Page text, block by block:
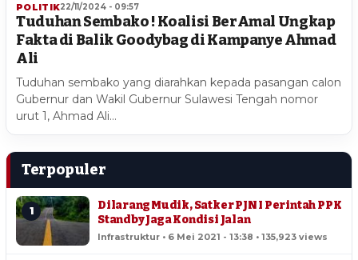
POLITIK22/11/2024 - 09:57
Tuduhan Sembako ! Koalisi BerAmal Ungkap
Fakta di Balik Goodybag di Kampanye Ahmad
Ali
Tuduhan sembako yang diarahkan kepada pasangan calon
Gubernur dan Wakil Gubernur Sulawesi Tengah nomor
urut 1, Ahmad Ali…
Terpopuler
1
Dilarang Mudik, Satker PJN I Perintah PPK
Standby Jaga Kondisi Jalan
Infrastruktur • 6 Mei 2021 - 13:38 • 135,923 views